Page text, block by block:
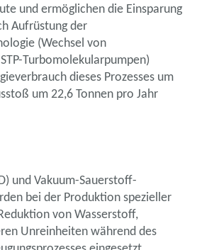
und ermöglichen die Einsparung
Aufrüstung der
(Wechsel von
Turbomolekularpumpen)
dieses Prozesses um
um 22,6 Tonnen pro Jahr
und Vakuum-Sauerstoff-
bei der Produktion spezieller
von Wasserstoff,
Unreinheiten während des